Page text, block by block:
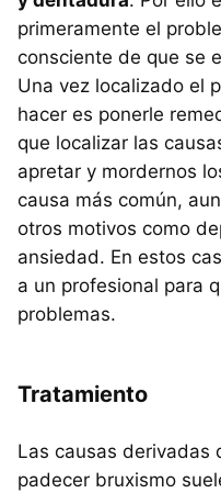
primeramente el
consciente de que se
Una vez localizado el
hacer es ponerle
que localizar las
apretar y mordernos
causa más común,
otros motivos como
ansiedad. En estos
a un profesional para
problemas.
Tratamiento
Las causas derivadas
padecer bruxismo